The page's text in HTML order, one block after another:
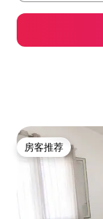
房客推荐
房客推荐